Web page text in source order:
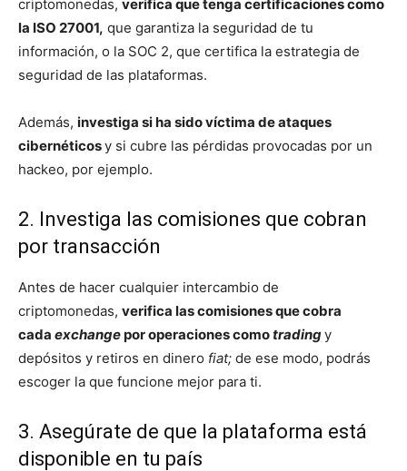
criptomonedas, verifica que tenga certificaciones como
la ISO 27001, que garantiza la seguridad de tu
información, o la SOC 2, que certifica la estrategia de
seguridad de las plataformas.
Además, investiga si ha sido víctima de ataques
cibernéticosy si cubre las pérdidas provocadas por un
hackeo, por ejemplo.
2. Investiga las comisiones que cobran
por transacción
Antes de hacer cualquier intercambio de
criptomonedas, verifica las comisiones que cobra
cada exchangepor operaciones comotradingy
depósitos y retiros en dinero fiat; de ese modo, podrás
escoger la que funcione mejor para ti.
3. Asegúrate de que la plataforma está
disponible en tu país